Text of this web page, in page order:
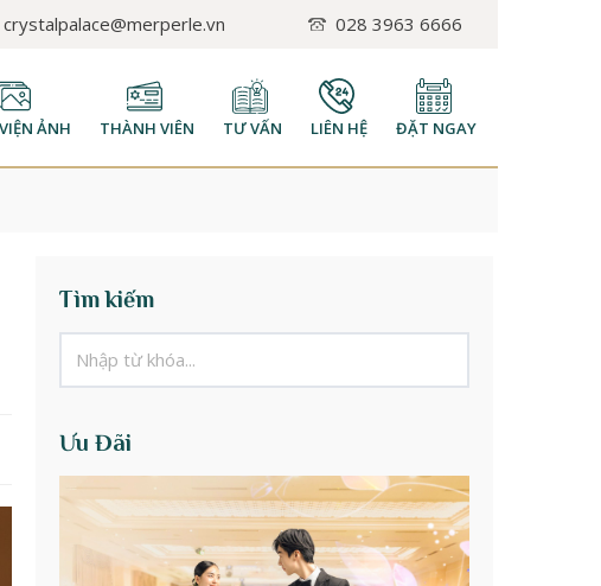
crystalpalace@merperle.vn 028 3963 6666
ẢNH THÀNH VIÊN TƯ VẤN LIÊN HỆ ĐẶT NGAY
Tìm kiếm
Ưu Đãi